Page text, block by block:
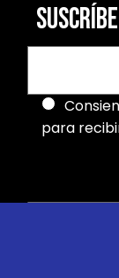
para